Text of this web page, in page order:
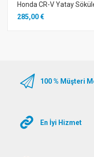
Honda CR-V Yatay
285,00 €
100 % Müşteri
En İyi Hizmet